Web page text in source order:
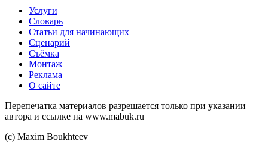
Услуги
Словарь
Статьи для начинающих
Сценарий
Съёмка
Монтаж
Реклама
О сайте
Перепечатка материалов разрешается только при указании
автора и ссылке на www.mabuk.ru
(c) Maхim Boukhteev